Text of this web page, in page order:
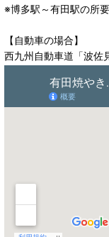
※博多駅～有田駅の所
【自動車の場合】
西九州自動車道「波佐